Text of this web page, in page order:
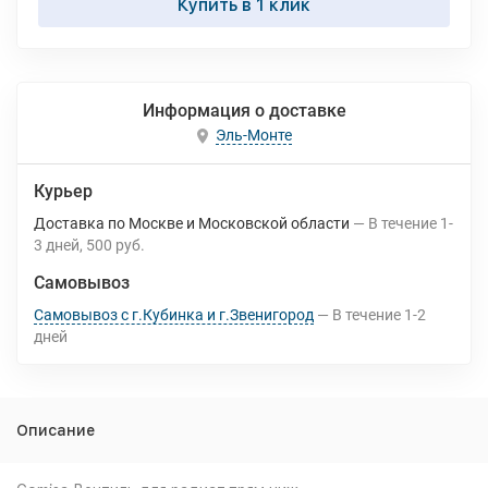
Купить в 1 клик
Информация о доставке
Эль-Монте
Курьер
Доставка по Москве и Московской области В течение 1-
3 дней 500 руб.
Самовывоз
Самовывоз с г.Кубинка и г.Звенигород В течение 1-2
дней
Описание